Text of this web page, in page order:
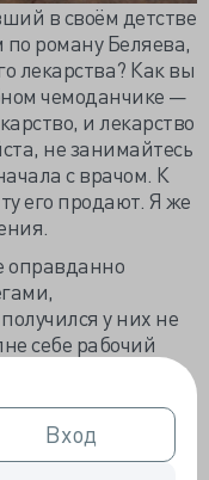
Вход
Вход
в своём детстве
роману Беляева,
лекарства? Как вы
чемоданчике —
и лекарство
не занимайтесь
с врачом. К
его продают. Я же
оправданно
у них не
себе рабочий
формулу для
а поскольку в